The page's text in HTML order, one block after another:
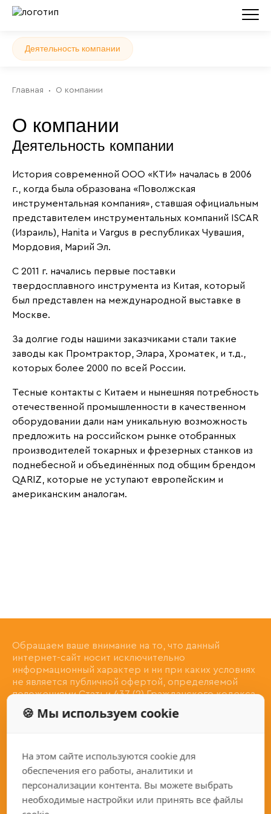
Главная О компании
О компании
Деятельность компании
Деятельность компании
История современной ООО «КТИ» началась в 2006
г., когда была образована «Поволжская
инструментальная компания», ставшая официальным
представителем инструментальных компаний ISCAR
(Израиль), Hanita и Vargus в республиках Чувашия,
Мордовия, Марий Эл.
С 2011 г. начались первые поставки
твердосплавного инструмента из Китая, который
был представлен на международной выставке в
Москве.
За долгие годы нашими заказчиками стали такие
заводы как Промтрактор, Элара, Хроматек, и т.д.,
которых более 2000 по всей России.
Тесные контакты с Китаем и нынешняя потребность
отечественной промышленности в качественном
оборудовании дали нам уникальную возможность
предложить на российском рынке отобранных
производителей токарных и фрезерных станков из
поднебесной и объединённых под общим брендом
QARIZ, которые не уступают европейским и
американским аналогам.
Обращаем ваше внимание на то, что данный
интернет-сайт носит исключительно
информационный характер и ни при каких условиях
не является публичной офертой, определяемой
положениями Статьи 437 (2) Гражданского кодекса
РФ.
Адрес:
Республика Чувашия, Чебоксары 428022, Ю. Гагарина
Телефон:
8 (800) 350-27-82
🍪 Мы используем cookie
На этом сайте используются cookie для
обеспечения его работы, аналитики и
персонализации контента. Вы можете выбрать
необходимые настройки или принять все файлы